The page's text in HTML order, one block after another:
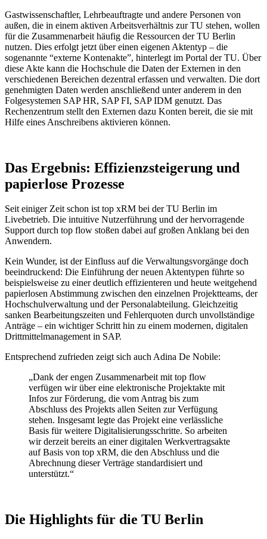
Gastwissenschaftler, Lehrbeauftragte und andere Personen von
außen, die in einem aktiven Arbeitsverhältnis zur TU stehen, wollen
für die Zusammenarbeit häufig die Ressourcen der TU Berlin
nutzen. Dies erfolgt jetzt über einen eigenen Aktentyp – die
sogenannte “externe Kontenakte”, hinterlegt im Portal der TU. Über
diese Akte kann die Hochschule die Daten der Externen in den
verschiedenen Bereichen dezentral erfassen und verwalten. Die dort
genehmigten Daten werden anschließend unter anderem in den
Folgesystemen SAP HR, SAP FI, SAP IDM genutzt. Das
Rechenzentrum stellt den Externen dazu Konten bereit, die sie mit
Hilfe eines Anschreibens aktivieren können.
Das Ergebnis: Effizienzsteigerung und
papierlose Prozesse
Seit einiger Zeit schon ist top xRM bei der TU Berlin im
Livebetrieb. Die intuitive Nutzerführung und der hervorragende
Support durch top flow stoßen dabei auf großen Anklang bei den
Anwendern.
Kein Wunder, ist der Einfluss auf die Verwaltungsvorgänge doch
beeindruckend: Die Einführung der neuen Aktentypen führte so
beispielsweise zu einer deutlich effizienteren und heute weitgehend
papierlosen Abstimmung zwischen den einzelnen Projektteams, der
Hochschulverwaltung und der Personalabteilung. Gleichzeitig
sanken Bearbeitungszeiten und Fehlerquoten durch unvollständige
Anträge – ein wichtiger Schritt hin zu einem modernen, digitalen
Drittmittelmanagement in SAP.
Entsprechend zufrieden zeigt sich auch Adina De Nobile:
„Dank der engen Zusammenarbeit mit top flow
verfügen wir über eine elektronische Projektakte mit
Infos zur Förderung, die vom Antrag bis zum
Abschluss des Projekts allen Seiten zur Verfügung
stehen. Insgesamt legte das Projekt eine verlässliche
Basis für weitere Digitalisierungsschritte. So arbeiten
wir derzeit bereits an einer digitalen Werkvertragsakte
auf Basis von top xRM, die den Abschluss und die
Abrechnung dieser Verträge standardisiert und
unterstützt.“
Die Highlights für die TU Berlin